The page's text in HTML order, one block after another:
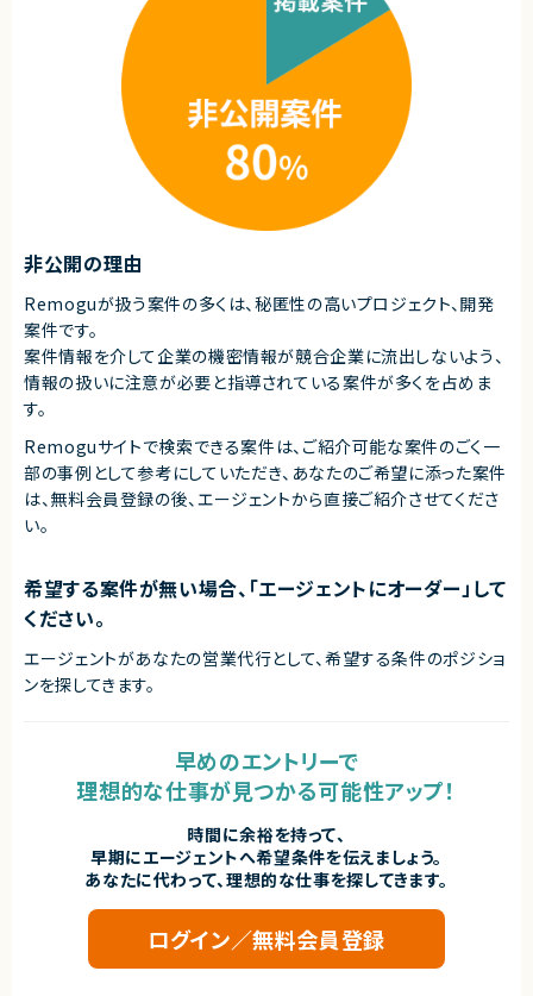
非公開の理由
Remoguが扱う案件の多くは、秘匿性の高いプロジェクト、開発
案件です。
案件情報を介して企業の機密情報が競合企業に流出しないよう、
情報の扱いに注意が必要と指導されている案件が多くを占めま
す。
Remoguサイトで検索できる案件は、ご紹介可能な案件のごく一
部の事例として参考にしていただき、 あなたのご希望に添った案件
は、無料会員登録の後、エージェントから直接ご紹介させてくださ
い。
希望する案件が無い場合、「エージェントにオーダー」して
ください。
エージェントがあなたの営業代行として、希望する条件のポジショ
ンを探してきます。
早めのエントリーで
理想的な仕事が見つかる可能性アップ！
時間に余裕を持って、
早期にエージェントへ希望条件を伝えましょう。
あなたに代わって、理想的な仕事を探してきます。
ログイン／無料会員登録